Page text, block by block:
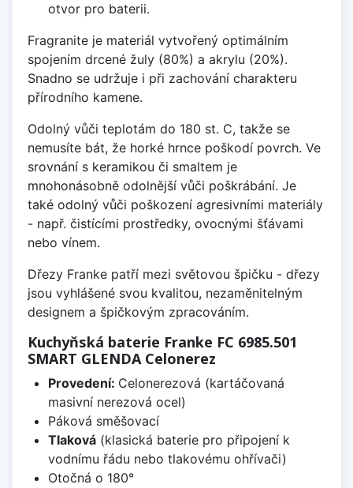
otvor pro baterii.
Fragranite je materiál vytvořený optimálním
spojením drcené žuly (80%) a akrylu (20%).
Snadno se udržuje i při zachování charakteru
přírodního kamene.
Odolný vůči teplotám do 180 st. C, takže se
nemusíte bát, že horké hrnce poškodí povrch. Ve
srovnání s keramikou či smaltem je
mnohonásobně odolnější vůči poškrábání. Je
také odolný vůči poškození agresivními materiály
- např. čistícími prostředky, ovocnými šťávami
nebo vínem.
Dřezy Franke patří mezi světovou špičku - dřezy
jsou vyhlášené svou kvalitou, nezaměnitelným
designem a špičkovým zpracováním.
Kuchyňská baterie Franke FC 6985.501
SMART GLENDA Celonerez
Provedení: Celonerezová (kartáčovaná
masivní nerezová ocel)
Páková směšovací
Tlaková(klasická baterie pro připojení k
vodnímu řádu nebo tlakovému ohřívači)
Otočná o 180°